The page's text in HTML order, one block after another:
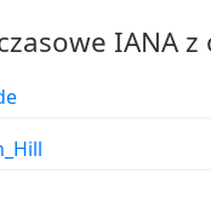
IANA z